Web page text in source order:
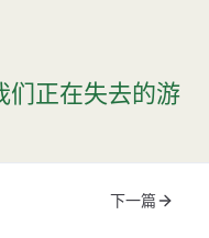
们正在失去的游
6-12岁儿童日均屏幕
参与率较2000年下降
下一篇